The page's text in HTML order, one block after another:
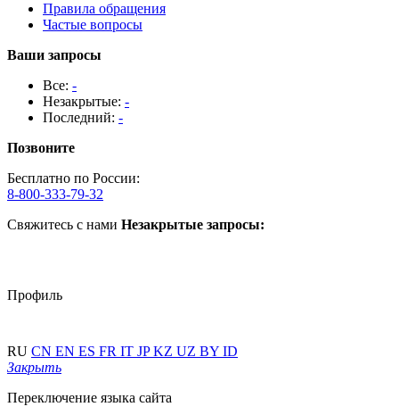
Правила обращения
Частые вопросы
Ваши запросы
Все: -
Незакрытые: -
Последний: -
Позвоните
Бесплатно по России:
8-800-333-79-32
Свяжитесь с нами Незакрытые запросы:
Профиль
RU CN EN ES FR IT JPKZ UZ BY ID
Закрыть
Переключение языка сайта